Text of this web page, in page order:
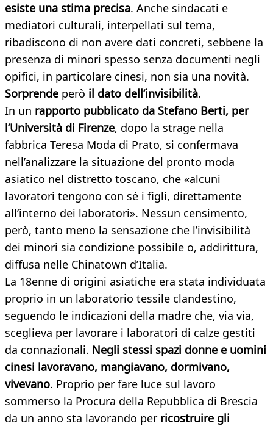
esiste una stima precisa. Anche sindacati e
mediatori culturali, interpellati sul tema,
ribadiscono di non avere dati concreti, sebbene la
presenza di minori spesso senza documenti negli
opifici, in particolare cinesi, non sia una novità.
Sorprende però il dato dell’invisibilità.
In un rapporto pubblicato da Stefano Berti, per
l’Università di Firenze, dopo la strage nella
fabbrica Teresa Moda di Prato, si confermava
nell’analizzare la situazione del pronto moda
asiatico nel distretto toscano, che «alcuni
lavoratori tengono con sé i figli, direttamente
all’interno dei laboratori». Nessun censimento,
però, tanto meno la sensazione che l’invisibilità
dei minori sia condizione possibile o, addirittura,
diffusa nelle Chinatown d’Italia.
La 18enne di origini asiatiche era stata individuata
proprio in un laboratorio tessile clandestino,
seguendo le indicazioni della madre che, via via,
sceglieva per lavorare i laboratori di calze gestiti
da connazionali. Negli stessi spazi donne e uomini
cinesi lavoravano, mangiavano, dormivano,
vivevano. Proprio per fare luce sul lavoro
sommerso la Procura della Repubblica di Brescia
da un anno sta lavorando per ricostruire gli